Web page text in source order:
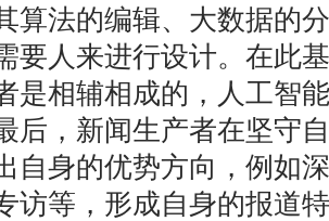
算法的编辑、大数据的
要人来进行设计。在此
是相辅相成的，人工智
后，新闻生产者在坚守
自身的优势方向，例如
访等，形成自身的报道